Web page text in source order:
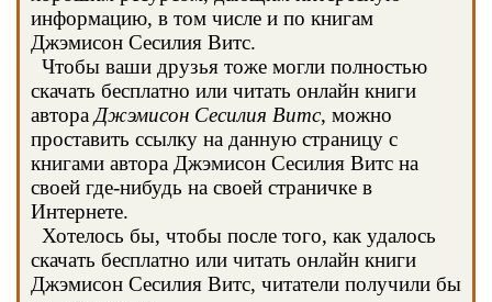
информацию, в том числе и по книгам
Джэмисон Сесилия Витс.
Чтобы ваши друзья тоже могли полностью
скачать бесплатно или читать онлайн книги
автора Джэмисон Сесилия Витс, можно
проставить ссылку на данную страницу с
книгами автора Джэмисон Сесилия Витс на
своей где-нибудь на своей страничке в
Интернете.
Хотелось бы, чтобы после того, как удалось
скачать бесплатно или читать онлайн книги
Джэмисон Сесилия Витс, читатели получили бы